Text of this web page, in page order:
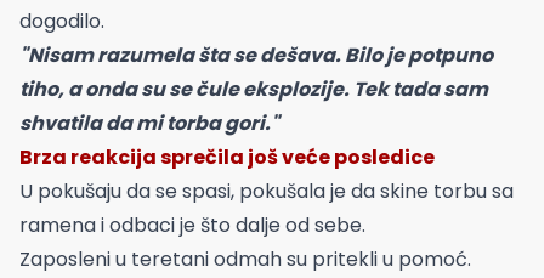
dogodilo.
"Nisam razumela šta se dešava. Bilo je potpuno
tiho, a onda su se čule eksplozije. Tek tada sam
shvatila da mi torba gori."
Brza reakcija sprečila još veće posledice
U pokušaju da se spasi, pokušala je da skine torbu sa
ramena i odbaci je što dalje od sebe.
Zaposleni u teretani odmah su pritekli u pomoć.